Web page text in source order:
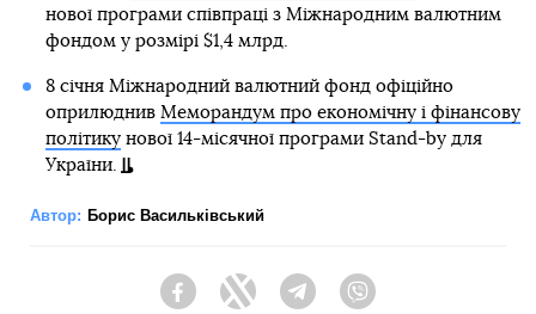
нової програми співпраці з Міжнародним валютним
фондом у розмірі $1,4 млрд.
8 січня Міжнародний валютний фонд офіційно
оприлюднив Меморандум про економічну і фінансову
політикунової 14-місячної програми Stand-by для
України.
Автор: Борис Васильківський
FacebookTwitter Telegram